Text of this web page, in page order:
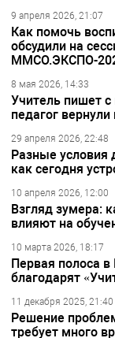
9 апреля 2026, 21:07
Как помочь
обсудили на
ММСО.ЭКСПО-
8 мая 2026, 14:33
Учитель пишет
педагог
29 апреля 2026, 22:48
Разные условия
как сегодня
10 апреля 2026, 12:00
Взгляд зумера:
влияют на
10 марта 2026, 18:17
Первая полоса в
благодарят
11 декабря 2025, 21:40
Решение
требует много